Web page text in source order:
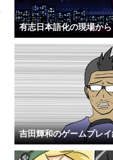
有志日本語化の現場から
吉田輝和のゲームプレ